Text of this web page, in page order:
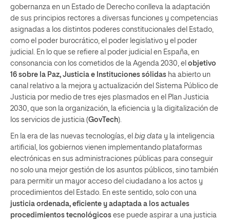
gobernanza en un Estado de Derecho conlleva la adaptación
de sus principios rectores a diversas funciones y competencias
asignadas a los distintos poderes constitucionales del Estado,
como el poder burocrático, el poder legislativo y el poder
judicial. En lo que se refiere al poder judicial en España, en
consonancia con los cometidos de la Agenda 2030, el objetivo
16 sobre la Paz, Justicia e Instituciones sólidas ha abierto un
canal relativo a la mejora y actualización del Sistema Público de
Justicia por medio de tres ejes plasmados en el Plan Justicia
2030, que son la organización, la eficiencia y la digitalización de
los servicios de justicia (GovTech).
En la era de las nuevas tecnologías, el big data y la inteligencia
artificial, los gobiernos vienen implementando plataformas
electrónicas en sus administraciones públicas para conseguir
no solo una mejor gestión de los asuntos públicos, sino también
para permitir un mayor acceso del ciudadano a los actos y
procedimientos del Estado. En este sentido, solo con una
justicia ordenada, eficiente y adaptada a los actuales
procedimientos tecnológicos ese puede aspirar a una justicia